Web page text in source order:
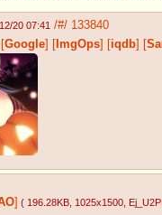
20 07:41 /#/ 133840
Google ImgOps iqdb
] ( 196.28KB , 1025x1500 ,